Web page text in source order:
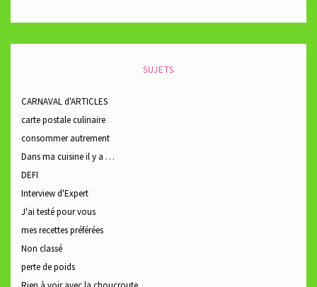
SUJETS
CARNAVAL d'ARTICLES
carte postale culinaire
consommer autrement
Dans ma cuisine il y a …
DEFI
Interview d'Expert
J'ai testé pour vous
mes recettes préférées
Non classé
perte de poids